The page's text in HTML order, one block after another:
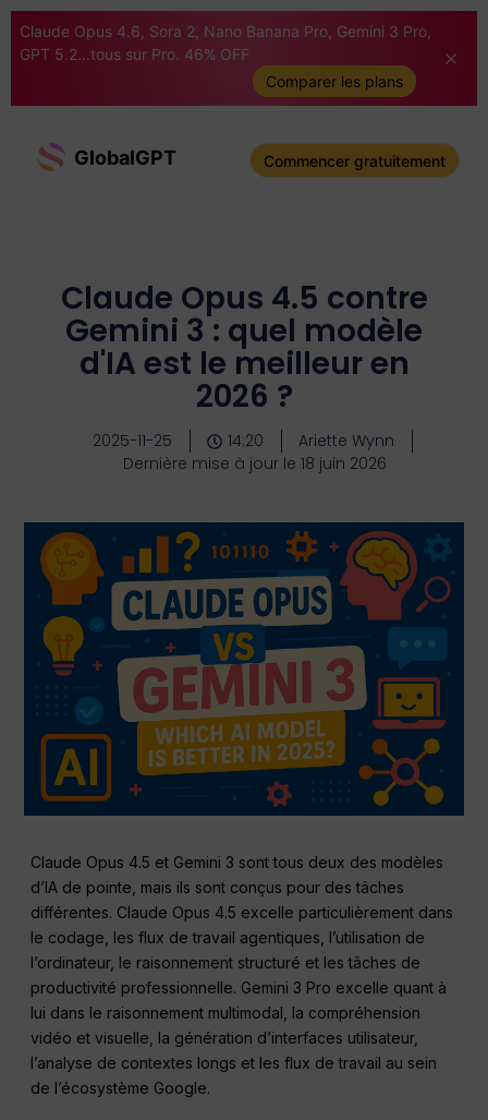
Claude Opus 4.6, Sora 2, Nano Banana Pro, Gemini 3 Pro,
GPT 5.2...tous sur Pro. 46% OFF
Comparer les plans
GlobalGPT Commencer gratuitement
Claude Opus 4.5 contre
Gemini 3 : quel modèle
d'IA est le meilleur en
2026 ?
2025-11-25 14:20
Ariette Wynn
Dernière mise à jour le 18 juin 2026
Claude Opus 4.5 et Gemini 3 sont tous deux des modèles
d’IA de pointe, mais ils sont conçus pour des tâches
différentes. Claude Opus 4.5 excelle particulièrement dans
le codage, les flux de travail agentiques, l’utilisation de
l’ordinateur, le raisonnement structuré et les tâches de
productivité professionnelle. Gemini 3 Pro excelle quant à
lui dans le raisonnement multimodal, la compréhension
vidéo et visuelle, la génération d’interfaces utilisateur,
l’analyse de contextes longs et les flux de travail au sein
de l’écosystème Google.